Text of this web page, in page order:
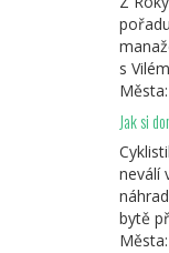
s
Města:
Jak si
neválí
bytě
Města: